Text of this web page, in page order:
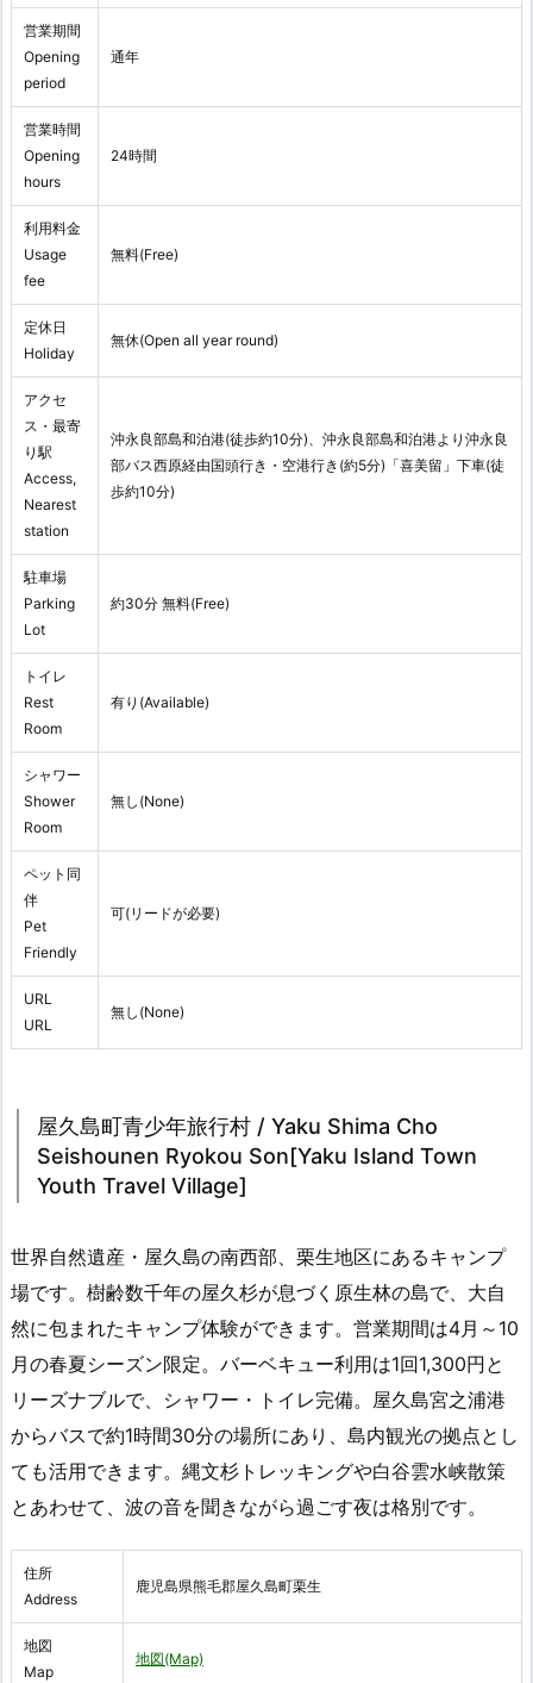
営業期間
Opening
period
通年
営業時間
Opening
hours
24時間
利用料金
Usage
fee
無料(Free)
定休日
Holiday
無休(Open all year round)
アクセ
ス・最寄
り駅
Access,
Nearest
station
沖永良部島和泊港(徒歩約10分)、沖永良部島和泊港より沖永良
部バス西原経由国頭行き・空港行き(約5分)「喜美留」下車(徒
歩約10分)
駐車場
Parking
Lot
約30分 無料(Free)
トイレ
Rest
Room
有り(Available)
シャワー
Shower
Room
無し(None)
ペット同
伴
Pet
Friendly
可(リードが必要)
URL
URL
無し(None)
屋久島町青少年旅行村 / Yaku Shima Cho
Seishounen Ryokou Son[Yaku Island Town
Youth Travel Village]
世界自然遺産・屋久島の南西部、栗生地区にあるキャンプ
場です。樹齢数千年の屋久杉が息づく原生林の島で、大自
然に包まれたキャンプ体験ができます。営業期間は4月～10
月の春夏シーズン限定。バーベキュー利用は1回1,300円と
リーズナブルで、シャワー・トイレ完備。屋久島宮之浦港
からバスで約1時間30分の場所にあり、島内観光の拠点とし
ても活用できます。縄文杉トレッキングや白谷雲水峡散策
とあわせて、波の音を聞きながら過ごす夜は格別です。
住所
Address
鹿児島県熊毛郡屋久島町栗生
地図
Map
地図(Map)